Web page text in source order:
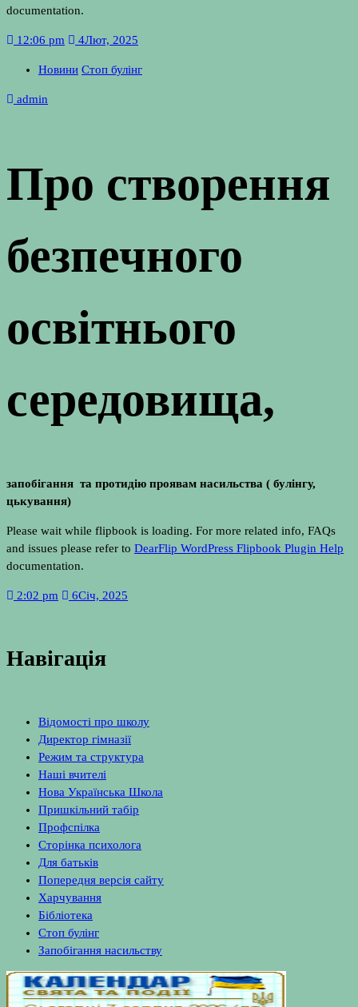
documentation.
12:06 pm 4Лют, 2025
Новини Стоп булінг
admin
Про створення
безпечного
освітнього
середовища,
запобігання та протидію проявам насильства ( булінгу,
цькування)
Please wait while flipbook is loading. For more related info, FAQs
and issues please refer to DearFlip WordPress Flipbook Plugin Help
documentation.
2:02 pm 6Січ, 2025
Навігація
Відомості про школу
Директор гімназії
Режим та структура
Наші вчителі
Нова Українська Школа
Пришкільний табір
Профспілка
Сторінка психолога
Для батьків
Попередня версія сайту
Харчування
Бібліотека
Стоп булінг
Запобігання насильству